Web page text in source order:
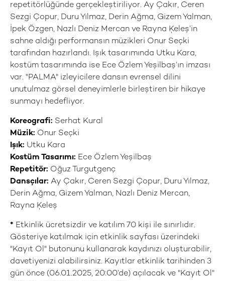
repetitörlüğünde gerçekleştiriliyor. Ay Çakır, Ceren
Sezgi Çopur, Duru Yılmaz, Derin Ağma, Gizem Yalman,
İpek Özgen, Nazlı Deniz Mercan ve Rayna Ķeleş’in
sahne aldığı performansın müzikleri Onur Seçki
tarafından hazırlandı. Işık tasarımında Utku Kara,
kostüm tasarımında ise Ece Özlem Yeşilbaş’ın imzası
var. "PALMA" izleyicilere dansın evrensel dilini
unutulmaz görsel deneyimlerle birleştiren bir hikaye
sunmayı hedefliyor.
Koreografi: Serhat Kural
Müzik: Onur Seçki
Işık: Utku Kara
Kostüm Tasarımı: Ece Özlem Yeşilbaş
Repetitör: Oğuz Turgutgenç
Dansçılar: Ay Çakır, Ceren Sezgi Çopur, Duru Yılmaz,
Derin Ağma, Gizem Yalman, Nazlı Deniz Mercan,
Rayna Ķeleş
* Etkinlik ücretsizdir ve katılım 70 kişi ile sınırlıdır.
Gösteriye katılmak için etkinlik sayfası üzerindeki
"Kayıt Ol" butonunu kullanarak kaydınızı oluşturabilir,
davetiyenizi alabilirsiniz. Kayıtlar etkinlik tarihinden 3
gün önce (06.01.2025, 20:00’de) açılacak ve "Kayıt Ol"